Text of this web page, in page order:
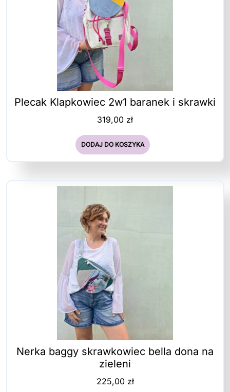
Plecak Klapkowiec 2w1 baranek i skrawki
319,00 zł
DODAJ DO KOSZYKA
Nerka baggy skrawkowiec bella dona na
zieleni
225,00 zł